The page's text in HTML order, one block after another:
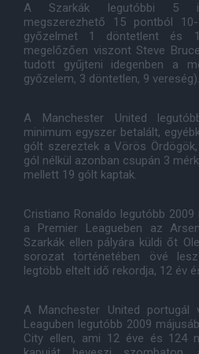
A Szarkák legutóbbi 5
megszerezhető 15 pontból
győzelmet 1 döntetlent és
megelőzően viszont Steve
tudott gyűjteni idegenben a
győzelem, 3 döntetlen, 9 vereség).
A Manchester United
minimum egyszer betalált,
gólt szereztek a Vörös
gól nélkül azonban csupán 3
mellett 19 gólt kaptak.
Cristiano Ronaldo legutóbb
a Premier Leagueben az
Szarkák ellen pályára küldi őt
sorozat történetében övé
legtöbb eltelt idő rekordja, 12 év
A Manchester United portugál
Leaguben legutóbb 2009
City ellen, ami 12 éve és 124